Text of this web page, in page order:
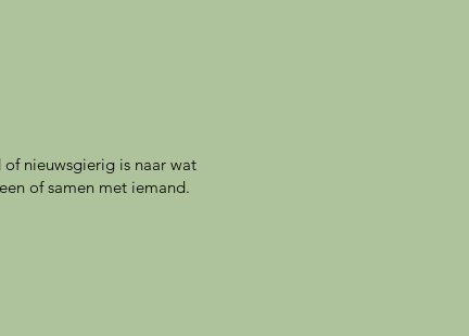
nieuwsgierig is naar wat
of samen met iemand.